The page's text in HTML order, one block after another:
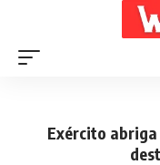
Exército